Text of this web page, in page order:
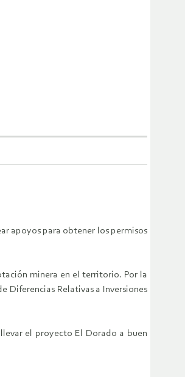
apoyos para obtener los permisos
minera en el territorio. Por la
Diferencias Relativas a Inversiones
el proyecto El Dorado a buen